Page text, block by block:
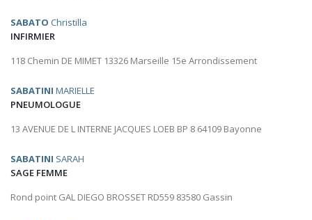
SABATO Christilla
INFIRMIER
118 Chemin DE MIMET 13326 Marseille 15e Arrondissement
SABATINI MARIELLE
PNEUMOLOGUE
13 AVENUE DE L INTERNE JACQUES LOEB BP 8 64109 Bayonne
SABATINI SARAH
SAGE FEMME
Rond point GAL DIEGO BROSSET RD559 83580 Gassin